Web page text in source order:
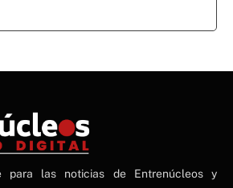
para las noticias de Entrenúcleos y